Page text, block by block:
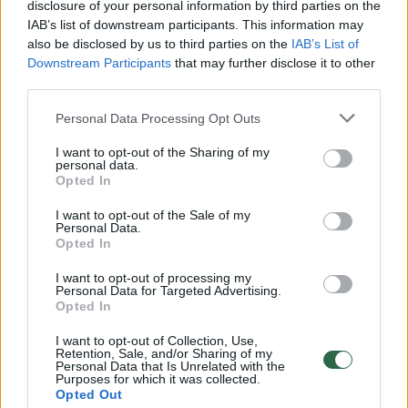
disclosure of your personal information by third parties on the
IAB’s list of downstream participants. This information may
also be disclosed by us to third parties on the IAB’s List of
Downstream Participants that may further disclose it to other
Personal Data Processing Opt Outs
I want to opt-out of the Sharing of my
personal data.
Opted In
I want to opt-out of the Sale of my
Personal Data.
Opted In
I want to opt-out of processing my
Personal Data for Targeted Advertising.
Opted In
I want to opt-out of Collection, Use,
Retention, Sale, and/or Sharing of my
Personal Data that Is Unrelated with the
Purposes for which it was collected.
Opted Out
JAV delegacijai, Baltųjų rūmų duomenimis,
vadovaus amerikiečių specialusis pasiuntinys
Trumpo žentas Jaredas Kushneris.
Jiedu po branduolinių derybų su Teheranu
greičiausiai liks Ženevoje ir dalyvaus JAV
tarpininkaujamuose pokalbiuose tarp Rusijos
ir Ukrainos.
Vašingtonas ir Teheranas netiesioginius
pokalbius atnaujino vasario 6 d. D. Trumpas
grasina Iranui kariniu smūgiu, jei nebus